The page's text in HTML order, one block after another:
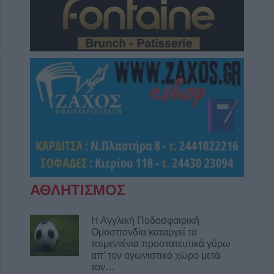
Συλλήψεις σε Λάρισα, Μαγνησία και Τρίκαλα
για διατάραξη κοινής ησυχίας, παραβάσεις
στον αιγιαλό, ναρκωτικά και οδήγηση υπό
μέθη
9 Αυγούστου 2026, 10:27
Διάθεση 1.800 νεοσσών και 235
γεννητόρων κυνηγετικού φασιανού από το
Από τη Γη στη Σελήνη: Το κομμάτι πύραυλου
που προσέκρουσε στη Σελήνη γίνεται χρυσή
ευκαιρία μελέτης για ειδικούς επιστήμονες
Για ό,τι κι αν ψάχνεις, συνεργείο αυτοκινήτων
“Βούζας” και έχεις τη λύση!
9 Αυγούστου 2026, 09:14
Υπ. Μεταφορών: Οριστική λύση στο ζήτημα
ΑΘΛΗΤΙΣΜΟΣ
Η Αγγλική Ποδοσφαιρική
Ομοσπονδία καταργεί τα
τσιμεντένια προστατευτικά γύρω
απ’ τον αγωνιστικό χώρο μετά
τον…